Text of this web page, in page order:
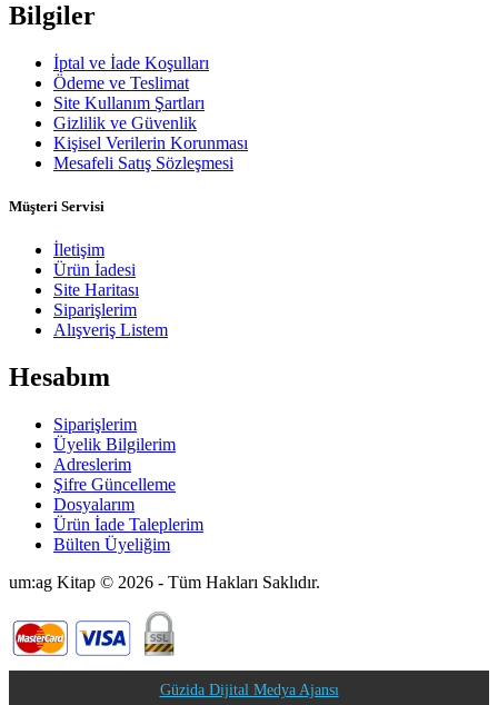
Bilgiler
İptal ve İade Koşulları
Ödeme ve Teslimat
Site Kullanım Şartları
Gizlilik ve Güvenlik
Kişisel Verilerin Korunması
Mesafeli Satış Sözleşmesi
Müşteri Servisi
İletişim
Ürün İadesi
Site Haritası
Siparişlerim
Alışveriş Listem
Hesabım
Siparişlerim
Üyelik Bilgilerim
Adreslerim
Şifre Güncelleme
Dosyalarım
Ürün İade Taleplerim
Bülten Üyeliğim
um:ag Kitap © 2026 - Tüm Hakları Saklıdır.
Güzida Dijital Medya Ajansı